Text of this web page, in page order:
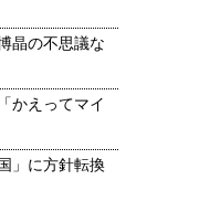
晶の不思議な
かえってマイ
」に方針転換